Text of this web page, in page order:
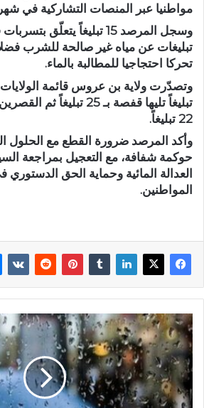
مواطنيا عبر المنصات التشاركية في شهر
تحركا احتجاجيا للمطالبة بالماء.
22 تبليغاً.
وأكد المرصد ضرورة القطع مع الحلول
حوكمة شفافة، مع التعجيل بمراجعة
العدالة المائية وحماية الحق الدستوري
المواطنين.